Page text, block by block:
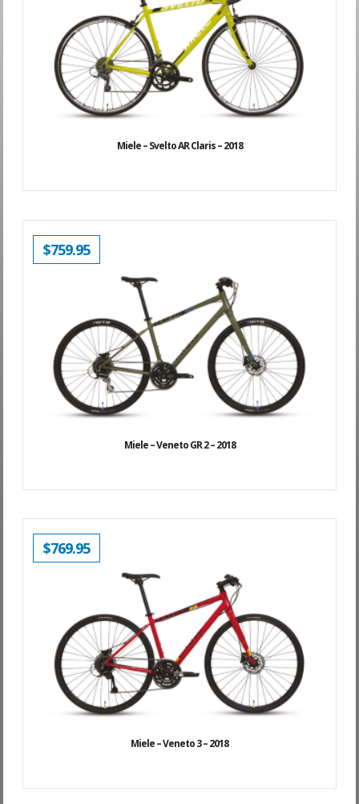
Miele – Svelto AR Claris – 2018
ÉTAIT :
$899.95.
EST :
$749.95.
Miele – Veneto GR 2 – 2018
$759.95
Miele – Veneto 3 – 2018
$769.95